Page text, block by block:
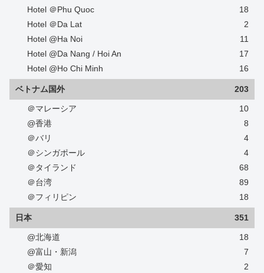
Hotel ＠Phu Quoc
18
Hotel ＠Da Lat
2
Hotel @Ha Noi
11
Hotel @Da Nang / Hoi An
17
Hotel @Ho Chi Minh
16
ベトナム国外 203
＠マレーシア
10
@香港
8
＠バリ
4
＠シンガポール
4
＠タイランド
68
＠台湾
89
＠フィリピン
18
日本 351
@北海道
18
@富山・新潟
7
＠愛知
2